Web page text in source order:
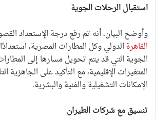
استقبال الرحلات الجوية
وأوضح البيان، أنه تم رفع درجة الإستعداد
القاهرة الدولي وكل المطارات المصرية،
الجوية التي قد يتم تحويل مسارها إلى
المتغيرات الإقليمية، مع التأكيد على الجاهزية
الإمكانات التشغيلية والفنية والبشرية.
تنسيق مع شركات الطيران